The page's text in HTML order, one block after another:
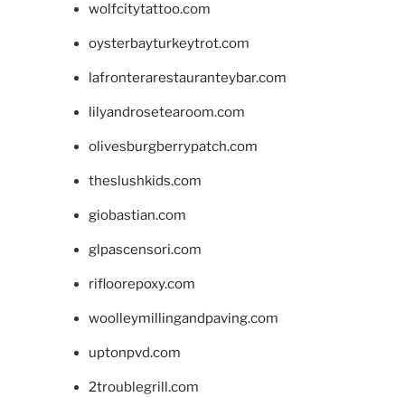
wolfcitytattoo.com
oysterbayturkeytrot.com
lafronterarestauranteybar.com
lilyandrosetearoom.com
olivesburgberrypatch.com
theslushkids.com
giobastian.com
glpascensori.com
rifloorepoxy.com
woolleymillingandpaving.com
uptonpvd.com
2troublegrill.com